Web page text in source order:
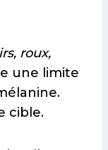
roux,
une limite
cible.